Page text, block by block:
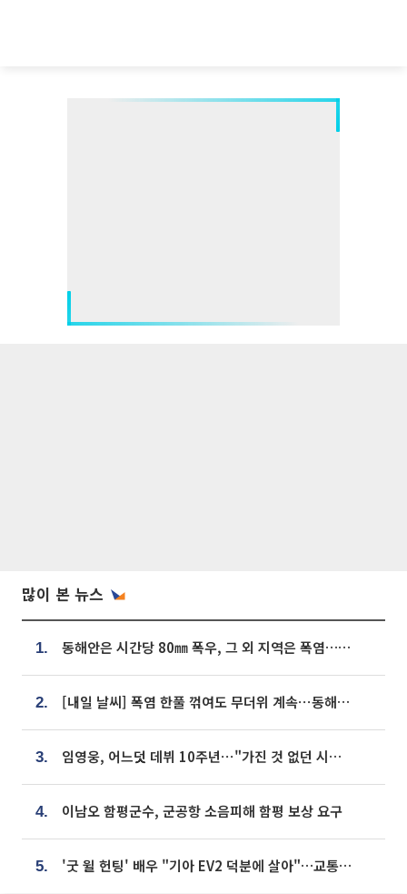
많이 본 뉴스
1. 동해안은 시간당 80㎜ 폭우, 그 외 지역은 폭염…‘극과 극 날씨’
2. [내일 날씨] 폭염 한풀 꺾여도 무더위 계속⋯동해안 이틀 연속 비
3. 임영웅, 어느덧 데뷔 10주년⋯"가진 것 없던 시절, 내 앞엔 20명의 팬뿐"
4. 이남오 함평군수, 군공항 소음피해 함평 보상 요구
5. '굿 윌 헌팅' 배우 "기아 EV2 덕분에 살아"…교통사고 후 안전성 극찬